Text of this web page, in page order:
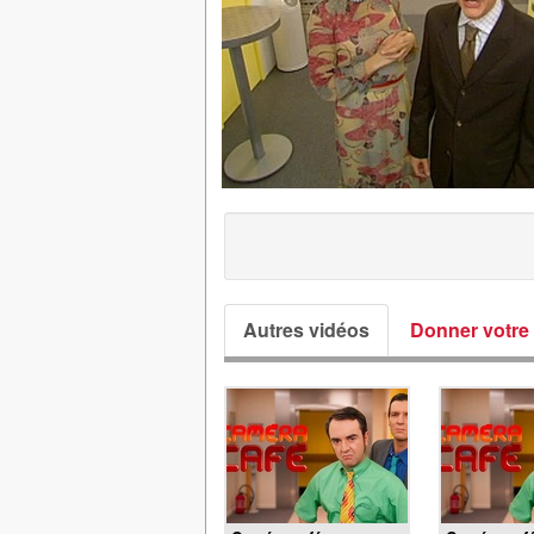
Autres vidéos Donner